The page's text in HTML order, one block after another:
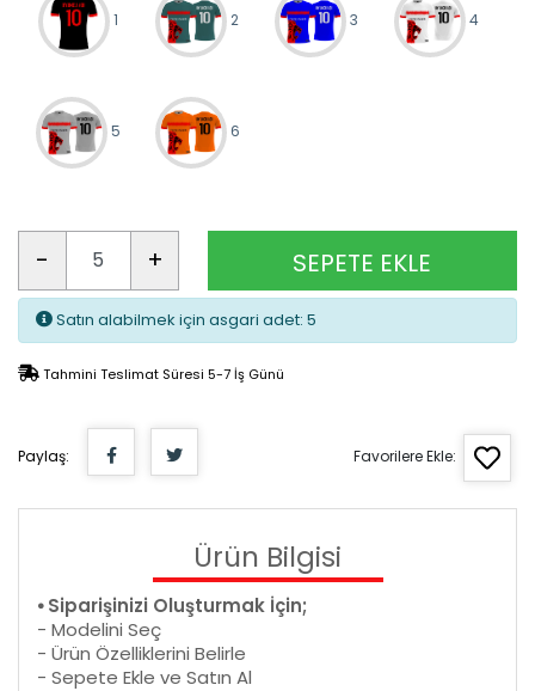
1 2 3 4
5 6
- + SEPETE EKLE
Satın alabilmek için asgari adet: 5
Tahmini Teslimat Süresi 5-7 İş Günü
Paylaş: Favorilere Ekle:
Ürün Bilgisi
⦁ Siparişinizi Oluşturmak İçin;
- Modelini Seç
- Ürün Özelliklerini Belirle
- Sepete Ekle ve Satın Al